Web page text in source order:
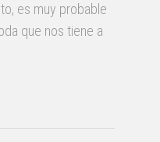
es muy probable
que nos tiene a